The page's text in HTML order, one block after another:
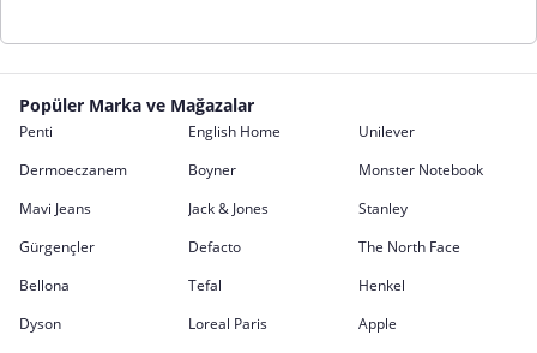
Popüler Marka ve Mağazalar
Penti English Home
Unilever
Dermoeczanem
Boyner
Monster Notebook
Mavi Jeans
Jack & Jones
Stanley
Gürgençler
Defacto
The North Face
Bellona
Tefal
Henkel
Dyson
Loreal Paris
Apple